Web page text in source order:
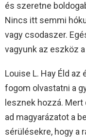
és szeretne
Nincs itt semmi
vagy csodaszer.
vagyunk az eszköz
Louise L. Hay Éld
fogom olvastatni a
lesznek hozzá.
ad magyarázatot a
sérülésekre, hogy a